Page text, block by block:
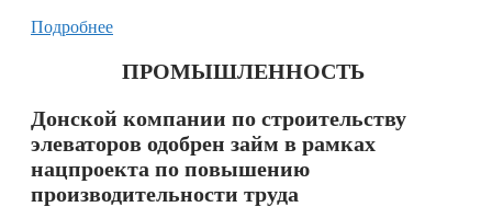
Подробнее
ПРОМЫШЛЕННОСТЬ
Донской компании по строительству
элеваторов одобрен займ в рамках
нацпроекта по повышению
производительности труда